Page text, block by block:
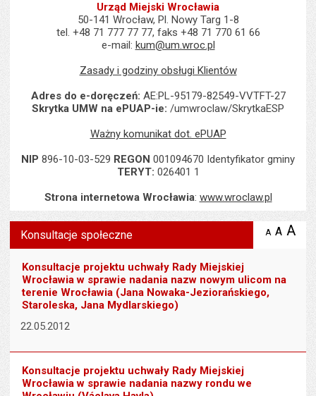
Urząd Miejski Wrocławia
50-141 Wrocław, Pl. Nowy Targ 1-8
tel. +48 71 777 77 77, faks +48 71 770 61 66
e-mail: kum@um.wroc.pl
Zasady i godziny obsługi Klientów
Adres do e-doręczeń: AE:PL-95179-82549-VVTFT-27
Skrytka UMW na ePUAP-ie: /umwroclaw/SkrytkaESP
Ważny komunikat dot. ePUAP
NIP 896-10-03-529 REGON 001094670 Identyfikator gminy
TERYT: 026401 1
Strona internetowa Wrocławia: www.wroclaw.pl
Konsultacje społeczne A zmniejsz
A A
Konsultacje projektu uchwały Rady Miejskiej
Wrocławia w sprawie nadania nazw nowym ulicom na
terenie Wrocławia (Jana Nowaka-Jeziorańskiego,
Staroleska, Jana Mydlarskiego)
22.05.2012
Konsultacje projektu uchwały Rady Miejskiej
Wrocławia w sprawie nadania nazwy rondu we